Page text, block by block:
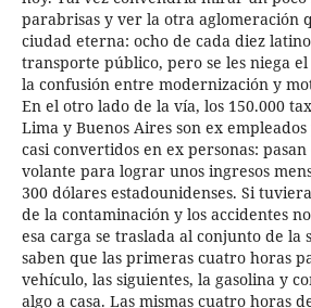
parabrisas y ver la otra aglomeración
ciudad eterna: ocho de cada diez
transporte público, pero se les niega
la confusión entre modernización y
En el otro lado de la vía, los 150.000
Lima y Buenos Aires son ex
casi convertidos en ex personas:
volante para lograr unos ingresos
300 dólares estadounidenses. Si
de la contaminación y los accidentes
esa carga se traslada al conjunto de la
saben que las primeras cuatro horas
vehículo, las siguientes, la gasolina y
algo a casa. Las mismas cuatro horas